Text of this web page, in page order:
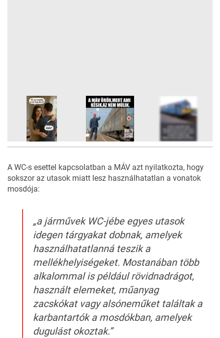
A WC-s esettel kapcsolatban a MÁV azt nyilatkozta, hogy
sokszor az utasok miatt lesz használhatatlan a vonatok
mosdója:
„a járművek WC-jébe egyes utasok
idegen tárgyakat dobnak, amelyek
használhatatlanná teszik a
mellékhelyiségeket. Mostanában több
alkalommal is például rövidnadrágot,
használt elemeket, műanyag
zacskókat vagy alsóneműket találtak a
karbantartók a mosdókban, amelyek
dugulást okoztak.”